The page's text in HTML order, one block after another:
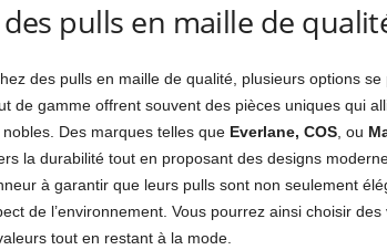
pulls en maille de
des pulls en maille de qualité, plusieurs options
de gamme offrent souvent des pièces uniques qui
Des marques telles que Everlane, COS, ou
la durabilité tout en proposant des designs
à garantir que leurs pulls sont non seulement
de l’environnement. Vous pourrez ainsi choisir
tout en restant à la mode.